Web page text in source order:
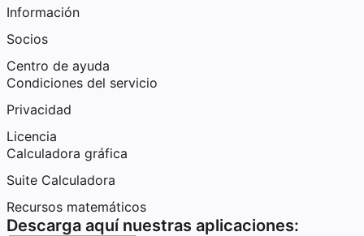
Información
Socios
Centro de ayuda
Condiciones del servicio
Privacidad
Licencia
Calculadora gráfica
Suite Calculadora
Recursos matemáticos
Descarga aquí nuestras aplicaciones: